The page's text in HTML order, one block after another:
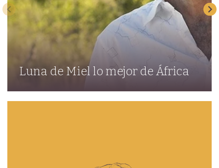
Luna de Miel lo mejor de África